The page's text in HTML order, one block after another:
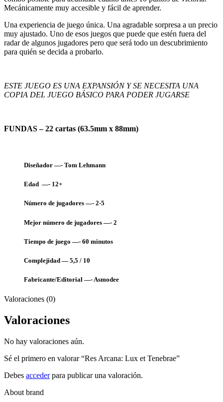
Mecánicamente muy accesible y fácil de aprender.
Una experiencia de juego única. Una agradable sorpresa a un precio
muy ajustado. Uno de esos juegos que puede que estén fuera del
radar de algunos jugadores pero que será todo un descubrimiento
para quién se decida a probarlo.
ESTE JUEGO ES UNA EXPANSIÓN Y SE NECESITA UNA
COPIA DEL JUEGO BÁSICO PARA PODER JUGARSE
FUNDAS – 22 cartas (63.5mm x 88mm)
Diseñador —- Tom Lehmann
Edad —- 12+
Número de jugadores —- 2-5
Mejor número de jugadores —- 2
Tiempo de juego —- 60 minutos
Complejidad — 5,5 / 10
Fabricante/Editorial —-Asmodee
Valoraciones (0)
Valoraciones
No hay valoraciones aún.
Sé el primero en valorar “Res Arcana: Lux et Tenebrae”
Debes accederpara publicar una valoración.
About brand